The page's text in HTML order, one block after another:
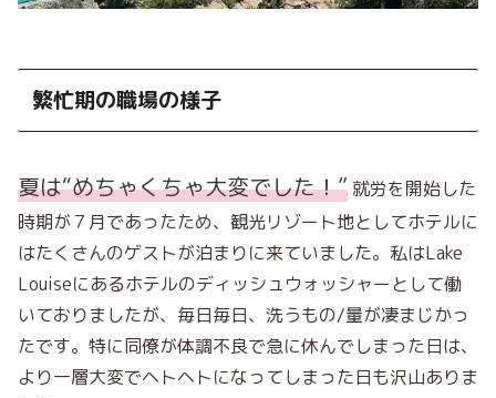
繁忙期の職場の様子
夏は“めちゃくちゃ大変でした！” 就労を開始した
時期が７月であったため、観光リゾート地としてホテルに
はたくさんのゲストが泊まりに来ていました。私はLake
Louiseにあるホテルのディッシュウォッシャーとして働
いておりましたが、毎日毎日、洗うもの/量が凄まじかっ
たです。特に同僚が体調不良で急に休んでしまった日は、
より一層大変でヘトヘトになってしまった日も沢山ありま